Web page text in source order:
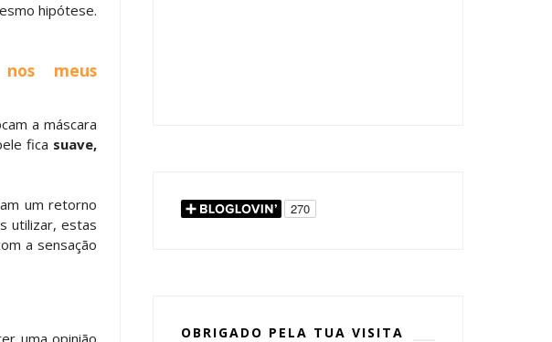
hipótese.
meus
a máscara
fica suave,
um retorno
utilizar, estas
a sensação
uma opinião OBRIGADO PELA TUA VISITA